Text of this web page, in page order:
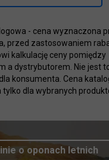
- cena wyznaczona
przed zastosowaniem
kalkulację ceny pomiędzy
a dystrybutorem. Nie jest
konsumenta. Cena
tylko dla wybranych
o oponach letnich